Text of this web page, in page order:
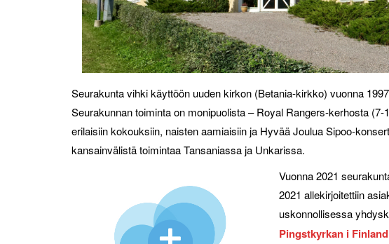
Seurakunta vihki käyttöön uuden kirkon (Betania-kirkko) vuonna
Seurakunnan toiminta on monipuolista – Royal Rangers-kerhosta
erilaisiin kokouksiin, naisten aamiaisiin ja Hyvää Joulua Sipoo-
kansainvälistä toimintaa Tansaniassa ja Unkarissa.
Vuonna 2021
2021 allekirjoitettiin
uskonnollisessa
Pingstkyrkan i Finland